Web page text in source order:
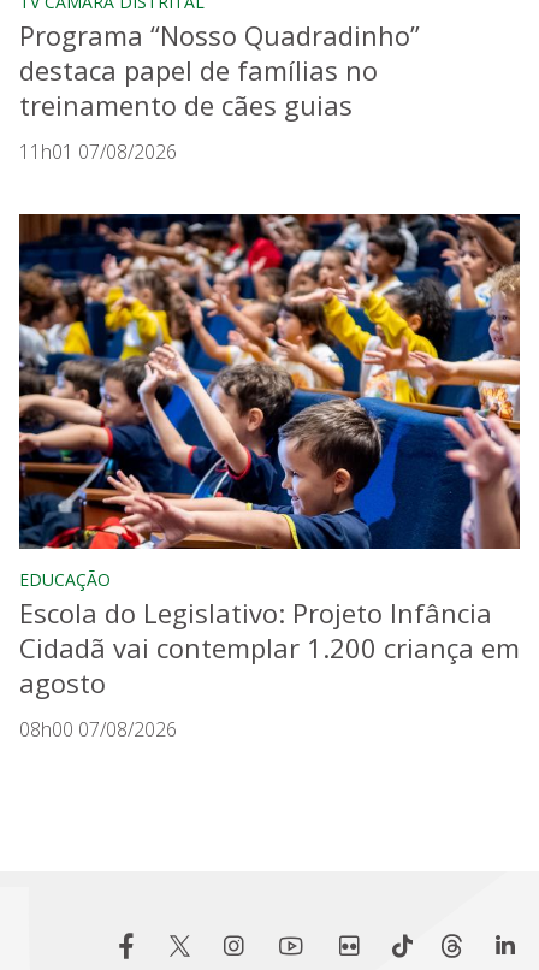
Programa “Nosso Quadradinho”
destaca papel de famílias no
treinamento de cães guias
11h01 07/08/2026
EDUCAÇÃO
Escola do Legislativo: Projeto Infância
Cidadã vai contemplar 1.200 criança em
agosto
08h00 07/08/2026